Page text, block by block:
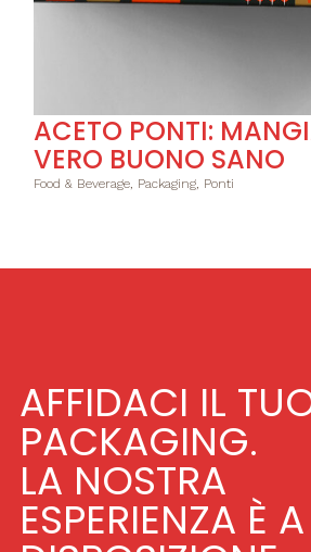
ACETO PONTI:
VERO BUONO SANO
Food & Beverage, Packaging, Ponti
AFFIDACI IL
PACKAGING.
LA NOSTRA
ESPERIENZA È